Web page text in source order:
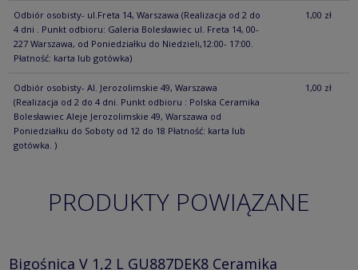
Odbiór osobisty- ul.Freta 14, Warszawa (Realizacja od 2 do
4 dni . Punkt odbioru: Galeria Bolesławiec ul. Freta 14, 00-
227 Warszawa, od Poniedziałku do Niedzieli,12:00- 17:00.
Płatność: karta lub gotówka)
1,00 zł
Odbiór osobisty- Al. Jerozolimskie 49, Warszawa
(Realizacja od 2 do 4 dni. Punkt odbioru : Polska Ceramika
Bolesławiec Aleje Jerozolimskie 49, Warszawa od
Poniedziałku do Soboty od 12 do 18 Płatność: karta lub
gotówka. )
1,00 zł
PRODUKTY POWIĄZANE
Bigośnica V 1,2 L GU887DEK8 Ceramika